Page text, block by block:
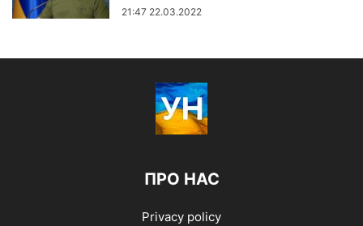
21:47 22.03.2022
ПРО НАС
Privacy policy